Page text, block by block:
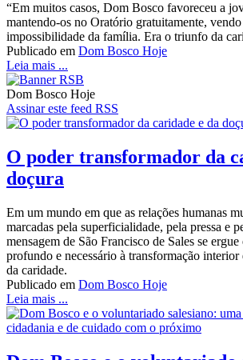
“Em muitos casos, Dom Bosco favoreceu a
mantendo-os no Oratório gratuitamente, vendo
impossibilidade da família. Era o triunfo da
Publicado em Dom Bosco Hoje
Leia mais ...
Dom Bosco Hoje
Assinar este feed RSS
O poder transformador da
doçura
Em um mundo em que as relações humanas
marcadas pela superficialidade, pela pressa e
mensagem de São Francisco de Sales se
profundo e necessário à transformação
da caridade.
Publicado em Dom Bosco Hoje
Leia mais ...